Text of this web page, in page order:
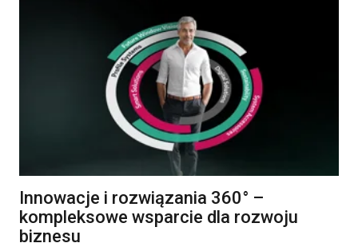
Innowacje i rozwiązania 360° –
kompleksowe wsparcie dla rozwoju
biznesu